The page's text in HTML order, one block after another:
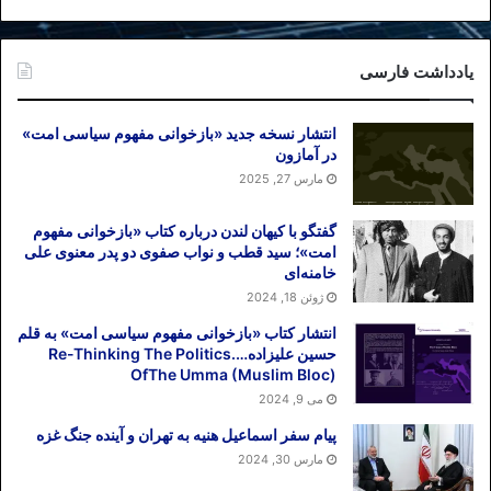
تحریر در می‌آورد، برگزیده بود تا آزادگان جهان
بدانند راه آزادی، بسی طولانی و پر مشقت
است.
در جوانی به جریان مبارزه مسلحانه علیه نظام
تبعیض نژادی آفریقای جنوبی (آپارتاید) پیوست.
در دادگاه محکوم و ۲۷ سال جوانی خود را در
زندان گذراند. پس از آزادی و با فروپاشی
نظام آپارتاید، به عنوان نخستین رییس جمهور
سیاهپوست آفریقای جنوبی برگزیده شد. در
عظمت روح بلند او، همین بس که در اوج
محبوبیت، خود را بار دیگر نامزد ریاست
جمهوری نکرد و پس از چهار سال از قدرت
کناره گیری کرد.
در احترام برای این مرد بزرگ، همین بس که
۲۵۰ جایزه از جمله جایزه صلح نوبل به او تعلق
یادداشت فارسی
انتشار نسخه جدید «بازخوانی مفهوم سیاسی امت»
در آمازون
مارس 27, 2025
گفتگو با کیهان لندن درباره کتاب «بازخوانی مفهوم
امت»؛ سید قطب و نواب صفوی دو پدر معنوی علی
خامنه‌ای
ژوئن 18, 2024
انتشار کتاب «بازخوانی مفهوم سیاسی امت» به قلم
حسین علیزاده….Re-Thinking The Politics
OfThe Umma (Muslim Bloc)
می 9, 2024
پیام سفر اسماعیل هنیه به تهران و آینده جنگ غزه
مارس 30, 2024